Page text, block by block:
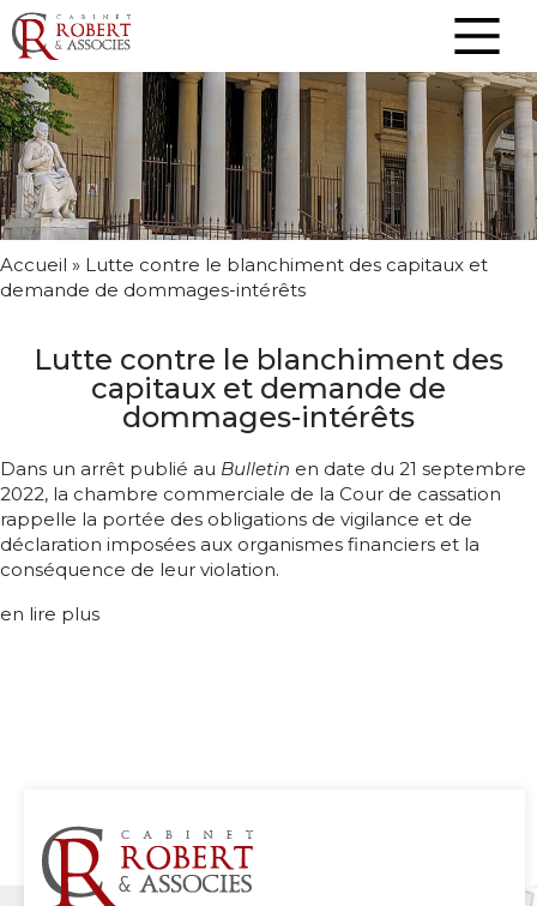
Accueil » Lutte contre le blanchiment des capitaux et
demande de dommages-intérêts
Lutte contre le blanchiment des
capitaux et demande de
dommages-intérêts
Dans un arrêt publié au Bulletin en date du 21 septembre
2022, la chambre commerciale de la Cour de cassation
rappelle la portée des obligations de vigilance et de
déclaration imposées aux organismes financiers et la
conséquence de leur violation.
en lire plus